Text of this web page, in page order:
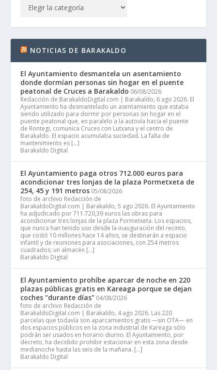
NOTICIAS DE BARAKALDO
El Ayuntamiento desmantela un asentamiento
donde dormían personas sin hogar en el puente
peatonal de Cruces a Barakaldo 06/08/2026
Redacción de BarakaldoDigital.com | Barakaldo, 6 ago 2026. El
Ayuntamiento ha desmantelado un asentamiento que estaba
siendo utilizado para dormir por personas sin hogar en el
puente peatonal que, en paralelo a la autovía hacia el puente
de Rontegi, comunica Cruces con Lutxana y el centro de
Barakaldo. El espacio acumulaba suciedad. La falta de
mantenimiento es […]
Barakaldo Digital
El Ayuntamiento paga otros 712.000 euros para
acondicionar tres lonjas de la plaza Pormetxeta de
254, 45 y 191 metros 05/08/2026
foto de archivo Redacción de
BarakaldoDigital.com | Barakaldo, 5 ago 2026. El Ayuntamiento
ha adjudicado por 711.720,39 euros las obras para
acondicionar tres lonjas de la plaza Pormetxeta. Los espacios,
que nunca han tenido uso desde la inauguración del recinto,
que costó 10 millones hace 14 años, se destinarán a espacio
infantil y de reuniones para asociaciones, con 254 metros
cuadrados; un almacén […]
Barakaldo Digital
El Ayuntamiento prohíbe aparcar de noche en 220
plazas públicas gratis en Kareaga porque se dejan
coches "durante días" 04/08/2026
foto de archivo Redacción de
BarakaldoDigital.com | Barakaldo, 4 ago 2026. Las 220
parcelas que todavía son aparcamientos gratis —sin OTA— en
dos espacios públicos en la zona industrial de Kareaga sólo
podrán ser usados en horario diurno. El Ayuntamiento, por
decreto, ha decidido prohibir estacionar en esta zona desde
medianoche hasta las seis de la mañana. […]
Barakaldo Digital